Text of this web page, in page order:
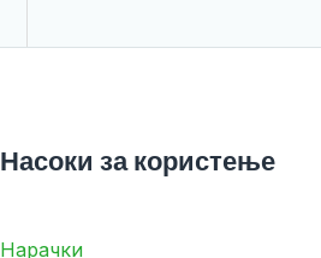
Насоки за користење
Нарачки